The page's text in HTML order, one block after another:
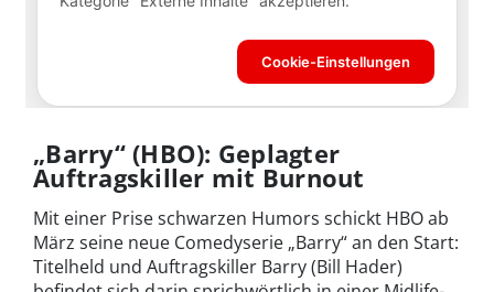
„Barry“ (HBO): Geplagter
Auftragskiller mit Burnout
Mit einer Prise schwarzen Humors schickt HBO ab
März seine neue Comedyserie „Barry“ an den Start:
Titelheld und Auftragskiller Barry (Bill Hader)